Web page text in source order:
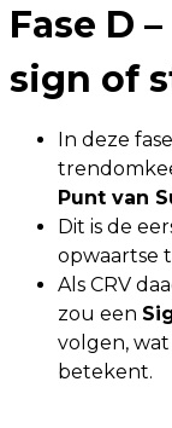
Fase D
sign of
In deze
Punt van
Dit is de
opwaartse
Als CRV
zou een
volgen,
betekent.